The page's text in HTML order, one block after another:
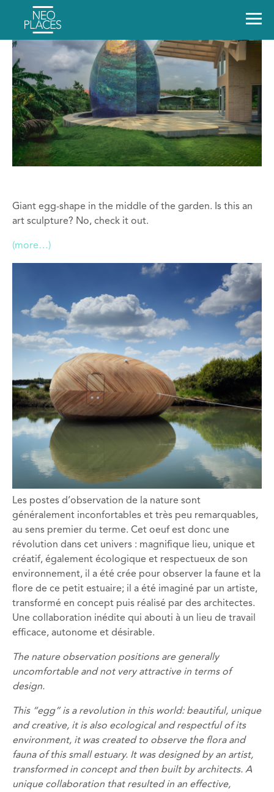
Giant egg-shape in the middle of the garden. Is this an
art sculpture? No, check it out.
(more…)
Les postes d’observation de la nature sont
généralement inconfortables et très peu remarquables,
au sens premier du terme. Cet oeuf est donc une
révolution dans cet univers : magnifique lieu, unique et
créatif, également écologique et respectueux de son
environnement, il a été crée pour observer la faune et la
flore de ce petit estuaire; il a été imaginé par un artiste,
transformé en concept puis réalisé par des architectes.
Une collaboration inédite qui abouti à un lieu de travail
efficace, autonome et désirable.
The nature observation positions are generally
uncomfortable and not very attractive in terms of
design.
This “egg” is a revolution in this world: beautiful, unique
and creative, it is also ecological and respectful of its
environment, it was created to observe the flora and
fauna of this small estuary. It was designed by an artist,
transformed in concept and then built by architects. A
unique collaboration that resulted in an effective,